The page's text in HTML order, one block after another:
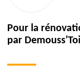
Pour la
par